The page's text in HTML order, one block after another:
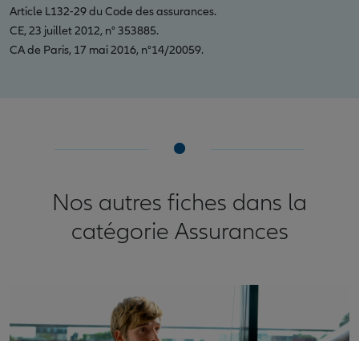
Article L132-29 du Code des assurances.
CE, 23 juillet 2012, n° 353885.
CA de Paris, 17 mai 2016, n°14/20059.
Nos autres fiches dans la
catégorie Assurances